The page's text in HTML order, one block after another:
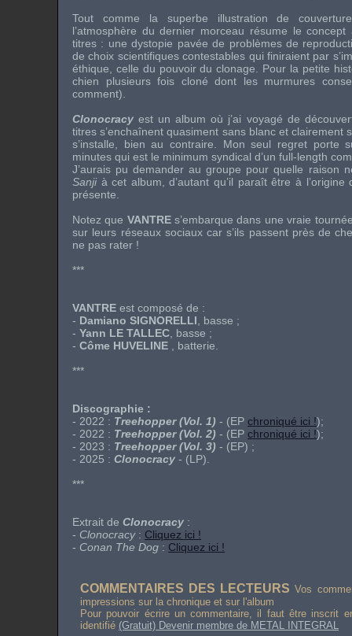
Tout comme la superbe illustration de
l’atmosphère du dernier morceau résume le
titres : une dystopie pavée de problèmes de
de choix scientifiques contestables qui finiraient par
éthique, celle du pouvoir du clonage. Pour la petite
chien plusieurs fois cloné dont les murmures
comment).
Clonocracy est un album où j’ai voyagé de
titres s’enchaînent quasiment sans blanc et clairement
s’installe, bien au contraire. Mon seul regret porte
minutes qui est le minimum syndical d’un full-length
J’aurais pu demander au groupe pour quelle raison
Sanjià cet album, d’autant qu’il paraît être à l’origine
présente.
Notez que VANTREs’embarque dans une vraie
sur leurs réseaux sociaux car s’ils passent près de
ne pas rater !
***
VANTRE est composé de :
- Damiano SIGNORELLI , basse ;
- Yann LE TALLEC , basse ;
- Côme HUVELINE
, batterie.
***
Discographie :
- 2022 : Treehopper (Vol. 1) - (EP chroniqué ici !);
- 2022 : Treehopper (Vol. 2) - (EP chroniqué ici !);
- 2023 : Treehopper (Vol. 3) - (EP) ;
- 2025 : Clonocracy - (LP).
***
Extrait de Clonocracy :
- Clonocracy: Cliquez ici !
- Conan The Dog : Cliquez ici !
COMMENTAIRES DES LECTEURS Vos
impressions sur la chronique et sur l'album
Pour pouvoir écrire un commentaire, il faut être inscrit
identifié (Gratuit) Devenir membre de METAL INTEGRAL